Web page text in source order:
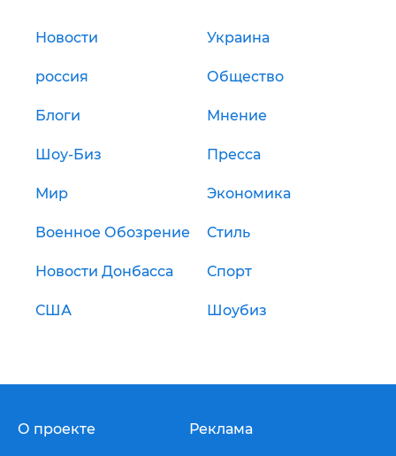
Новости Украина
россия Общество
Блоги Мнение
Шоу-Биз Пресса
Мир Экономика
Военное Обозрение Стиль
Новости Донбасса Спорт
США Шоубиз
О проекте Реклама